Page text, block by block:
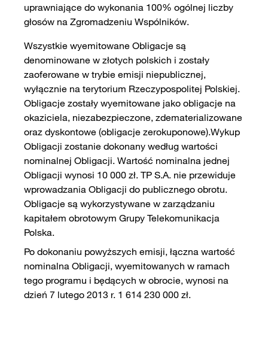
uprawniające do wykonania 100% ogólnej liczby
głosów na Zgromadzeniu Wspólników.
Wszystkie wyemitowane Obligacje są
denominowane w złotych polskich i zostały
zaoferowane w trybie emisji niepublicznej,
wyłącznie na terytorium Rzeczypospolitej Polskiej.
Obligacje zostały wyemitowane jako obligacje na
okaziciela, niezabezpieczone, zdematerializowane
oraz dyskontowe (obligacje zerokuponowe).Wykup
Obligacji zostanie dokonany według wartości
nominalnej Obligacji. Wartość nominalna jednej
Obligacji wynosi 10 000 zł. TP S.A. nie przewiduje
wprowadzania Obligacji do publicznego obrotu.
Obligacje są wykorzystywane w zarządzaniu
kapitałem obrotowym Grupy Telekomunikacja
Polska.
Po dokonaniu powyższych emisji, łączna wartość
nominalna Obligacji, wyemitowanych w ramach
tego programu i będących w obrocie, wynosi na
dzień 7 lutego 2013 r. 1 614 230 000 zł.